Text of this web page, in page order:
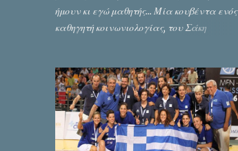
ήμουν κι εγώ μαθητής... Μία κουβέντα ενός
καθηγητή κοινωνιολογίας, του Σάκη
Γράφει ο Σταύρος Αλευρογιάννης